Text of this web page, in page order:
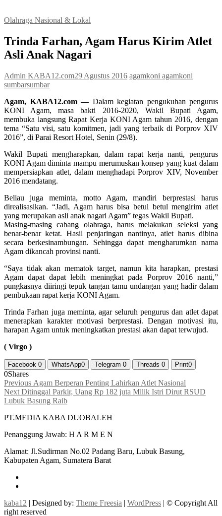
Olahraga Nasional & Lokal
Trinda Farhan, Agam Harus Kirim Atlet
Asli Anak Nagari
Admin KABA12.com29 Agustus 2016 agamkoni agamkoni
sumbarsumbar
Agam, KABA12.com —Dalam kegiatan pengukuhan pengurus
KONI Agam, masa bakti 2016-2020, Wakil Bupati Agam,
membuka langsung Rapat Kerja KONI Agam tahun 2016, dengan
tema “Satu visi, satu komitmen, jadi yang terbaik di Porprov XIV
2016”, di Parai Resort Hotel, Senin (29/8).
Wakil Bupati mengharapkan, dalam rapat kerja nanti, pengurus
KONI Agam diminta mampu merumuskan konsep yang kuat dalam
mempersiapkan atlet, dalam menghadapi Porprov XIV, November
2016 mendatang.
Beliau juga meminta, motto Agam, mandiri berprestasi harus
direalisasikan. “Jadi, Agam harus bisa betul betul mengirim atlet
yang merupakan asli anak nagari Agam” tegas Wakil Bupati.
Masing-masing cabang olahraga, harus melakukan seleksi yang
benar-benar ketat. Hasil penjaringan nantinya, atlet harus dibina
secara berkesinambungan. Sehingga dapat mengharumkan nama
Agam dikancah provinsi nanti.
“Saya tidak akan mematok target, namun kita harapkan, prestasi
Agam dapat dapat lebih meningkat pada Porprov 2016 nanti,”
pungkasnya diiringi tepuk tangan tamu undangan yang hadir dalam
pembukaan rapat kerja KONI Agam.
Trinda Farhan juga meminta, agar seluruh pengurus dan atlet dapat
menerapkan karakter motivasi berprestasi. Dengan motivasi itu,
harapan Agam untuk meningkatkan prestasi akan dapat terwujud.
( Virgo )
Facebook 0 WhatsApp0 Telegram 0 Threads 0 Print0
0Shares
Navigasi
pos
Previous Previous
post:
Agam Berperan Penting Lahirkan Atlet Nasional
Next Next
post:
Ditinggal Parkir, Uang Rp 182 juta Milik Istri Dirut RSUD
Lubuk Basung Raib
PT.MEDIA KABA DUOBALEH
Penanggung Jawab: H A R M E N
Alamat: Jl.Sudirman No.02 Padang Baru, Lubuk Basung,
Kabupaten Agam, Sumatera Barat
kaba12 | Designed by: Theme Freesia | WordPress | © Copyright All
right reserved